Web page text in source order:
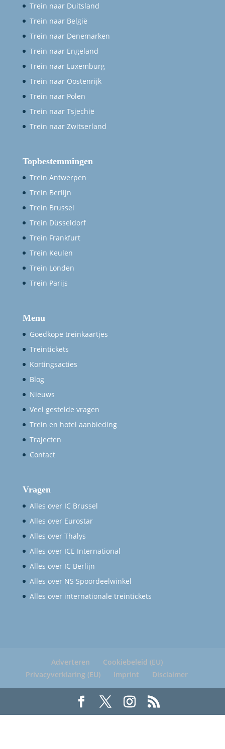
Trein naar Duitsland
Trein naar België
Trein naar Denemarken
Trein naar Engeland
Trein naar Luxemburg
Trein naar Oostenrijk
Trein naar Polen
Trein naar Tsjechië
Trein naar Zwitserland
Topbestemmingen
Trein Antwerpen
Trein Berlijn
Trein Brussel
Trein Düsseldorf
Trein Frankfurt
Trein Keulen
Trein Londen
Trein Parijs
Menu
Goedkope treinkaartjes
Treintickets
Kortingsacties
Blog
Nieuws
Veel gestelde vragen
Trein en hotel aanbieding
Trajecten
Contact
Vragen
Alles over IC Brussel
Alles over Eurostar
Alles over Thalys
Alles over ICE International
Alles over IC Berlijn
Alles over NS Spoordeelwinkel
Alles over internationale treintickets
Adverteren
Cookiebeleid (EU)
Privacyverklaring (EU)
Imprint Disclaimer